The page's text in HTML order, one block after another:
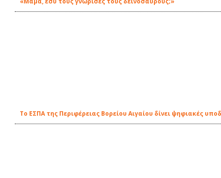
Το ΕΣΠΑ της Περιφέρειας Βορείου Αιγαίου δίνει ψηφιακές